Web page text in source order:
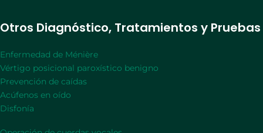
Otros Diagnóstico, Tratamientos y Pruebas
Enfermedad de Ménière
Vértigo posicional paroxístico benigno
Prevención de caídas
Acúfenos en oído
Disfonía